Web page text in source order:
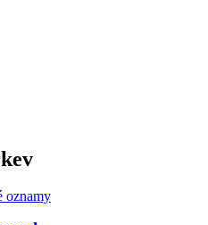
oznamy